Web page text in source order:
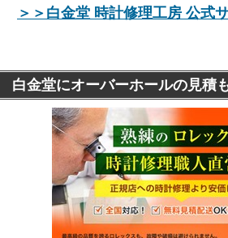
＞＞白金堂 時計修理工房 公式
白金堂にオーバーホールの見積